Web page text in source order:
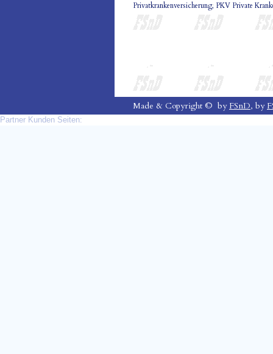
Privatkrankenversicherung, PKV Private
Made & Copyright © by FSnD, by
Partner Kunden Seiten: